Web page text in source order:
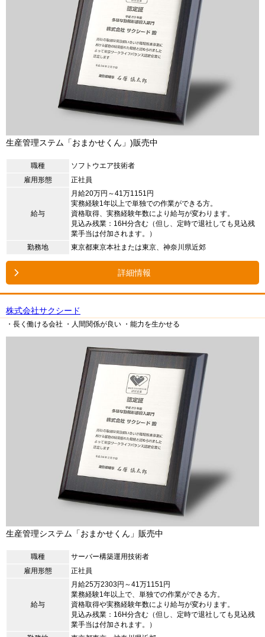
生産管理ステム「おまかせくん」)販売中
職種
ソフトウエア技術者
雇用形態
正社員
給与
月給20万円～41万1151円
実務経験1年以上で単独での作業ができる方。
資格取得、実務経験年数により給与が変わります。
見込み残業：16H分含む（但し、定時で退社しても見込残
業手当は付加されます。）
勤務地
東京都東京本社または東京、神奈川県近郊
詳細情報
株式会社サクシード
・長く働ける会社 ・人間関係が良い ・能力を生かせる
生産管理システム「おまかせくん」販売中
職種
サーバー構築運用技術者
雇用形態
正社員
給与
月給25万2303円～41万1151円
業務経験1年以上で、単独での作業ができる方。
資格取得や実務経験年数により給与が変わります。
見込み残業：16H分含む（但し、定時で退社しても見込残
業手当は付加されます。）